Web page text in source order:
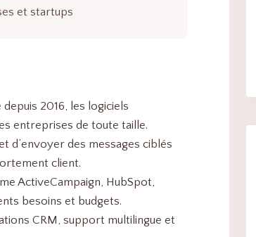
et startups
2016, les logiciels
entreprises de toute taille.
d’envoyer des messages ciblés
client.
ActiveCampaign, HubSpot,
besoins et budgets.
CRM, support multilingue et